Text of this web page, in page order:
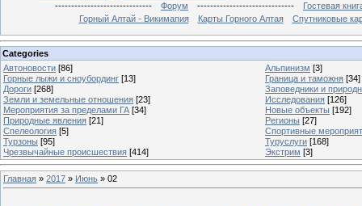
------------------------------
Форум ------------------------------
Гостевая
Горный Алтай - Викимапия
Карты Горного Алтая Спутниковые
Categories
Автоновости [86] Альпинизм [3]
Горные лыжи и сноубординг [13] Граница и таможня [34]
Дороги [268]
Заповедники и
Земли и земельные отношения [23] Исследования [126]
Мероприятия за пределами ГА [34] Новые объекты [192]
Природные явления [21] Регионы [27]
Спелеология [5]
Спортивные
Турзоны [95] Туруслуги [168]
Чрезвычайные происшествия [414] Экстрим [3]
Главная » 2017 » Июнь » 02